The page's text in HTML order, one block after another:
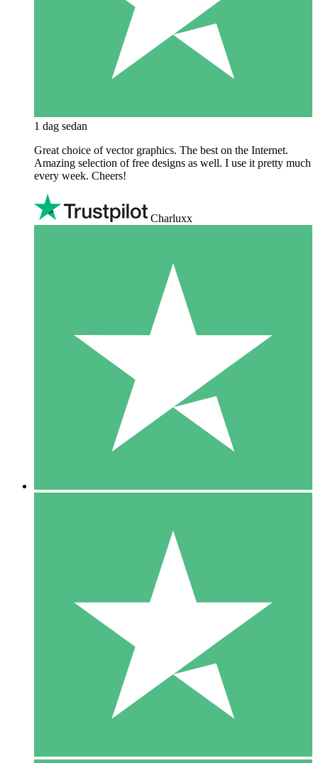
1 dag sedan
Great choice of vector graphics. The best on the Internet.
Amazing selection of free designs as well. I use it pretty much
every week. Cheers!
Charluxx